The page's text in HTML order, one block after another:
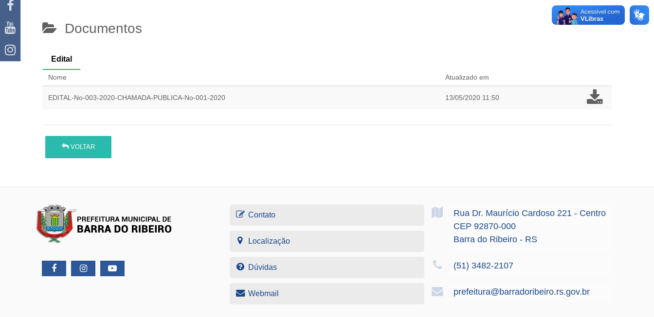
Documentos
Edital
Nome Atualizado em
EDITAL-No-003-2020-CHAMADA-PUBLICA-No-001-2020 13/05/2020 11:50
VOLTAR
Contato
Localização
Dúvidas
Webmail
Rua Dr. Maurício Cardoso 221 - Centro
CEP 92870-000
Barra do Ribeiro - RS
(51) 3482-2107
prefeitura@barradoribeiro.rs.gov.br